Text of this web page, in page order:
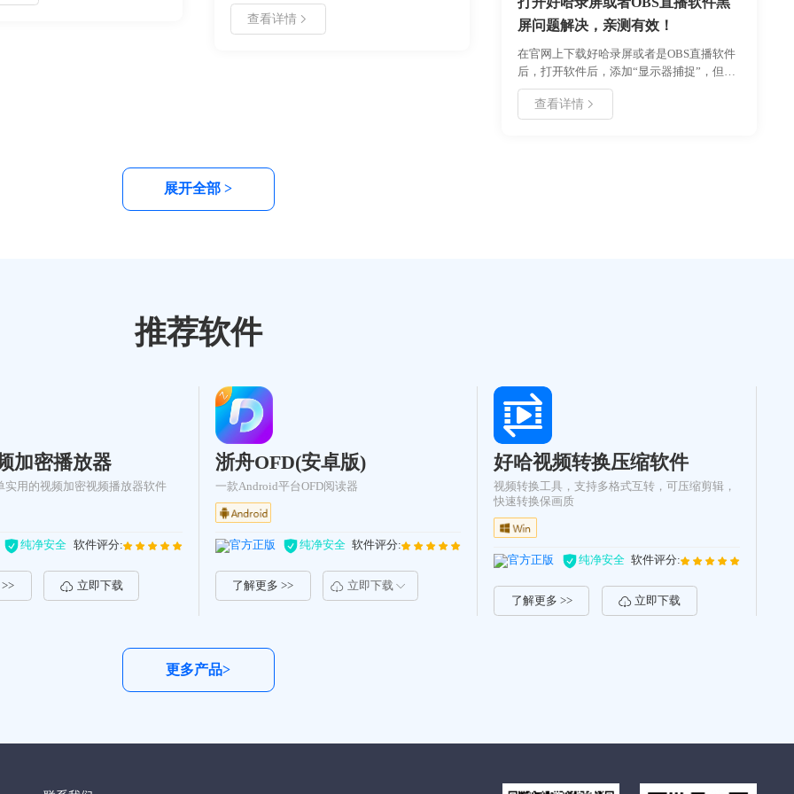
情况，通常是因为缺少专用阅读器、文件损
坏或系统兼容性问题。本文详细分析了无法
查看详情
屏问题解决，亲测有效！
在官网上下载好哈录屏或者是OBS直播软件
后，打开软件后，添加“显示器捕捉”，但一
直黑屏，录制出来的视频文件只有声音，没
有具体画面，今天小编给大家讲解如何解决
查看详情
展开全部 >
推荐软件
加密播放器
实用的视频加密视频播放器软件
纯净安全 软件评分:
立即下载
浙舟OFD(安卓版)
一款Android平台OFD阅读器
官方正版 纯净安全 软件评分:
了解更多 >> 立即下载
好哈视频转换压缩软件
视频转换工具，支持多格式互转，可压缩剪辑，
快速转换保画质
官方正版 纯净安全 软件评分:
了解更多 >> 立即下载
更多产品>